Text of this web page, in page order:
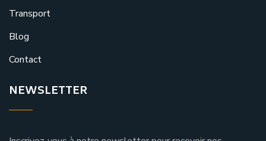
Transport
Blog
Contact
NEWSLETTER